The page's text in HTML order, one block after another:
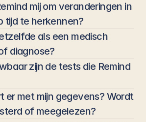
mij om veranderingen in
tijd te herkennen?
als een medisch
diagnose?
zijn de tests die Remind
er met mijn gegevens? Wordt
of meegelezen?